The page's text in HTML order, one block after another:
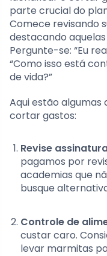
parte crucial do
Comece revisando
destacando
Pergunte-se: “Eu
“Como isso está
de vida?”
Aqui estão
cortar gastos:
Revise
pagamos por
academias que
busque
Controle de
custar caro.
levar marmitas